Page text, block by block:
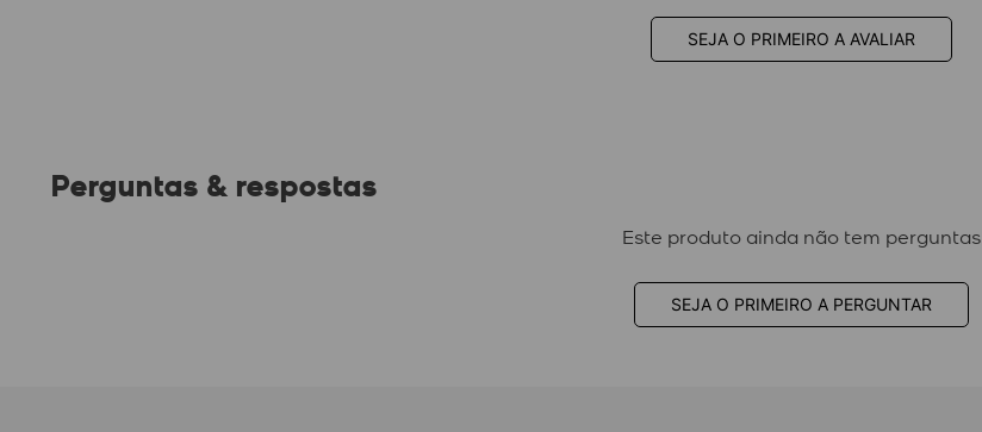
SEJA O PRIMEIRO A AVALIAR
Perguntas & respostas
Este produto ainda não tem perguntas
SEJA O PRIMEIRO A PERGUNTAR